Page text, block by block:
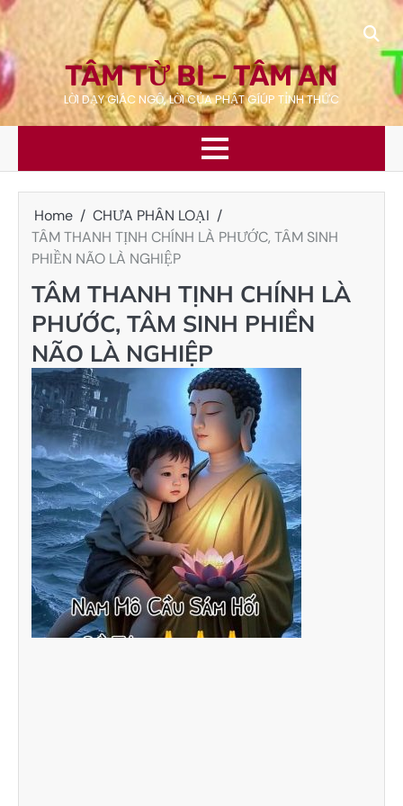
Skip
to
content
TÂM TỪ BI – TÂM AN
LỜI DẠY GIÁC NGỘ, LỜI CỦA PHẬT GÍÚP TỈNH THỨC
Home
CHƯA PHÂN LOẠI
TÂM THANH TỊNH CHÍNH LÀ PHƯỚC, TÂM SINH
PHIỀN NÃO LÀ NGHIỆP
TÂM THANH TỊNH CHÍNH LÀ
PHƯỚC, TÂM SINH PHIỀN
NÃO LÀ NGHIỆP